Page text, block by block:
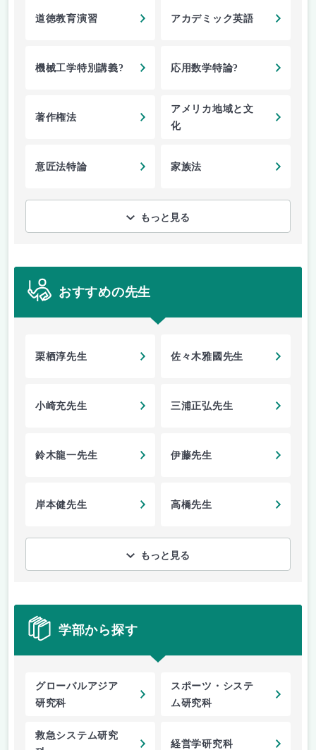
道徳教育演習 アカデミック英語
機械工学特別講義? 応用数学特論?
著作権法
アメリカ地域と文
化
意匠法特論 家族法
もっと見る
おすすめの先生
栗栖淳先生 佐々木雅國先生
小崎充先生 三浦正弘先生
鈴木龍一先生 伊藤先生
岸本健先生 高橋先生
もっと見る
学部から探す
グローバルアジア
研究科
スポーツ・システ
ム研究科
救急システム研究
経営学研究科